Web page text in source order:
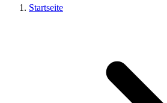
Startseite